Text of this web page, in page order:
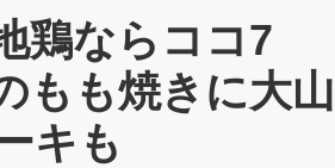
鶏ならココ7
もも焼きに大山
キも